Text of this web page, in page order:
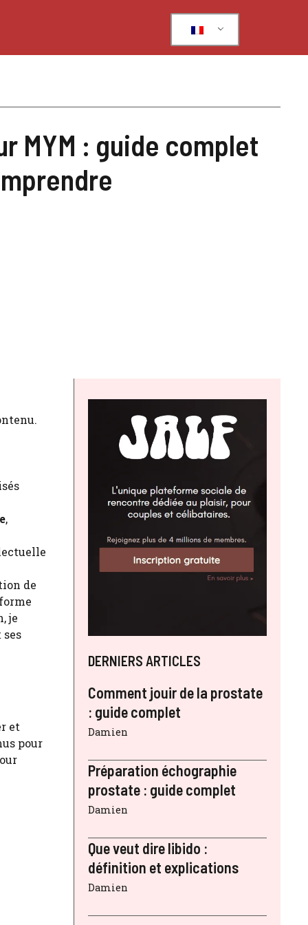
MYM : guide complet
,
de
je
et
pour
DERNIERS ARTICLES
Comment jouir de la prostate
: guide complet
Damien
Préparation échographie
prostate : guide complet
Damien
Que veut dire libido :
définition et explications
Damien